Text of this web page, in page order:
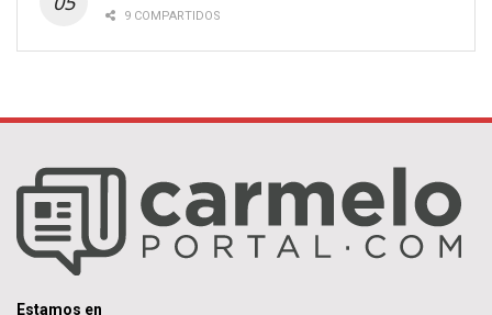
9 COMPARTIDOS
Estamos en